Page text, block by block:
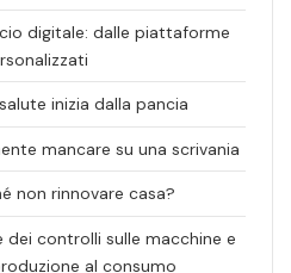
digitale: dalle piattaforme
inizia dalla pancia
mancare su una scrivania
non rinnovare casa?
dei controlli sulle macchine e
al consumo